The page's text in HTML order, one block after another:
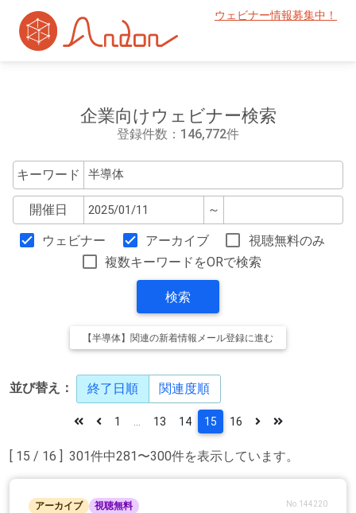
ウェビナー情報募集中！
企業向けウェビナー検索
登録件数：146,772件
キーワード
開催日 ～
ウェビナー アーカイブ
視聴無料のみ
複数キーワードをORで検索
検索
【半導体】関連の新着情報メール登録に進む
並び替え： 終了日順 関連度順
[ 15 / 16 ] 301件中281〜300件を表示しています。
1 13 14 15 16
アーカイブ 視聴無料 No.144220